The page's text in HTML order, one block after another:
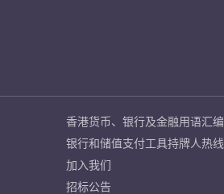
香港货币、银行及金融用语汇编
银行和储值支付工具持牌人热线
加入我们
招标公告